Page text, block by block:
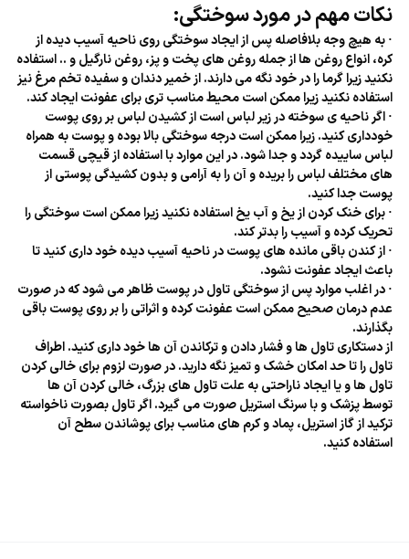
نکات مهم در مورد سوختگی:
· به هیچ وجه بلافاصله پس از ایجاد سوختگی روی ناحیه آسیب دیده از
کره، انواع روغن ها از جمله روغن های پخت و پز، روغن نارگیل و .. استفاده
نکنید زیرا گرما را در خود نگه می دارند. از خمیر دندان و سفیده تخم مرغ نیز
استفاده نکنید زیرا ممکن است محیط مناسب تری برای عفونت ایجاد کند.
· اگر ناحیه ی سوخته در زیر لباس است از کشیدن لباس بر روی پوست
خودداری کنید. زیرا ممکن است درجه سوختگی بالا بوده و پوست به همراه
لباس ساییده گردد و جدا شود. در این موارد با استفاده از قیچی قسمت
های مختلف لباس را بریده و آن را به آرامی و بدون کشیدگی پوستی از
پوست جدا کنید.
· برای خنک کردن از یخ و آب یخ استفاده نکنید زیرا ممکن است سوختگی را
تحریک کرده و آسیب را بدتر کند.
· از کندن باقی مانده های پوست در ناحیه آسیب دیده خود داری کنید تا
باعث ایجاد عفونت نشود.
· در اغلب موارد پس از سوختگی تاول در پوست ظاهر می شود که در صورت
عدم درمان صحیح ممکن است عفونت کرده و اثراتی را بر روی پوست باقی
بگذارند.
از دستکاری تاول ها و فشار دادن و ترکاندن آن ها خود داری کنید. اطراف
تاول را تا حد امکان خشک و تمیز نگه دارید. در صورت لزوم برای خالی کردن
تاول ها و یا ایجاد ناراحتی به علت تاول های بزرگ، خالی کردن آن ها
توسط پزشک و با سرنگ استریل صورت می گیرد. اگر تاول بصورت ناخواسته
ترکید از گاز استریل، پماد و کرم های مناسب برای پوشاندن سطح آن
استفاده کنید.